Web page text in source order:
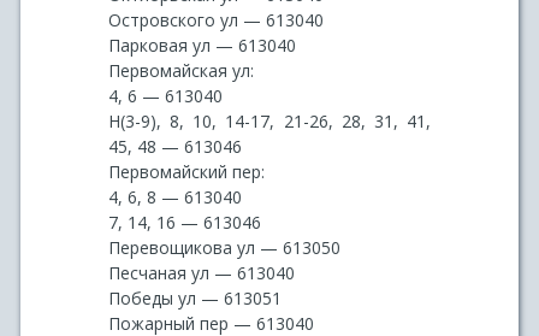
Островского ул — 613040
Парковая ул — 613040
Первомайская ул:
4, 6 — 613040
Н(3-9), 8, 10, 14-17, 21-26, 28, 31, 41,
45, 48 — 613046
Первомайский пер:
4, 6, 8 — 613040
7, 14, 16 — 613046
Перевощикова ул — 613050
Песчаная ул — 613040
Победы ул — 613051
Пожарный пер — 613040